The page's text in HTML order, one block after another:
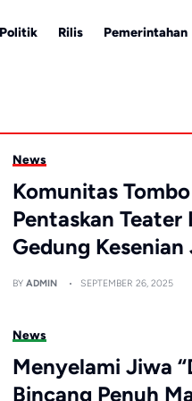
Politik Rilis Pemerintahan
News
Komunitas
Pentaskan Teater
Gedung
BYADMIN SEPTEMBER 26, 2025
News
Menyelami Jiwa
Bincang Penuh